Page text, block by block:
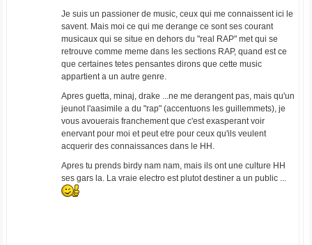
Je suis un passioner de music, ceux qui me connaissent ici le
savent. Mais moi ce qui me derange ce sont ses courant
musicaux qui se situe en dehors du "real RAP" met qui se
retrouve comme meme dans les sections RAP, quand est ce
que certaines tetes pensantes dirons que cette music
appartient a un autre genre.
Apres guetta, minaj, drake ...ne me derangent pas, mais qu'un
jeunot l'aasimile a du "rap" (accentuons les guillemmets), je
vous avouerais franchement que c'est exasperant voir
enervant pour moi et peut etre pour ceux qu'ils veulent
acquerir des connaissances dans le HH.
Apres tu prends birdy nam nam, mais ils ont une culture HH
ses gars la. La vraie electro est plutot destiner a un public ...